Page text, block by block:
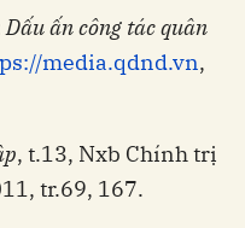
Dấu ấn công tác quân
media.qdnd.vn,
, t.13, Nxb Chính trị
tr.69, 167.